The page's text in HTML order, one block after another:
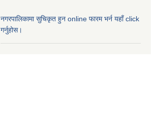
नगरपालिकामा सुचिकृत हुन online फारम भर्न यहाँ click
गर्नुहोस।